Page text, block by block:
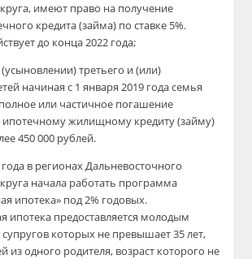
имеют право на получение
кредита (займа) по ставке 5%.
до конца 2022 года;
третьего и (или)
начиная с 1 января 2019 года семья
или частичное погашение
ипотечному жилищному кредиту (займу)
450 000 рублей.
года в регионах Дальневосточного
начала работать программа
ипотека» под 2% годовых.
ипотека предоставляется молодым
которых не превышает 35 лет,
из одного родителя, возраст которого не